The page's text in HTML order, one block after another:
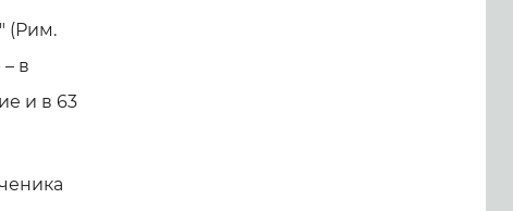
(Рим.
в
и в 63